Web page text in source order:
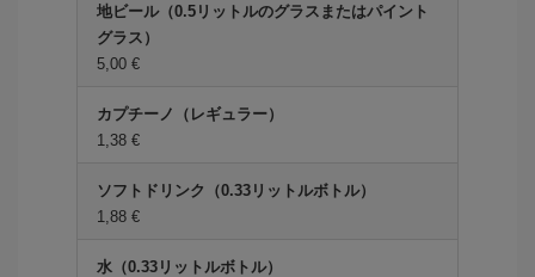
地ビール（0.5リットルのグラスまたはパイント
グラス）
5,00 €
カプチーノ（レギュラー）
1,38 €
ソフトドリンク（0.33リットルボトル）
1,88 €
水（0.33リットルボトル）